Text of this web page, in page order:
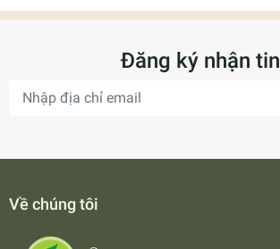
Đăng ký nhận tin
Về chúng tôi